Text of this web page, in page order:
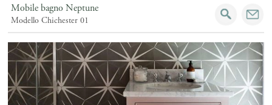
Mobile bagno Neptune
Modello Chichester 01